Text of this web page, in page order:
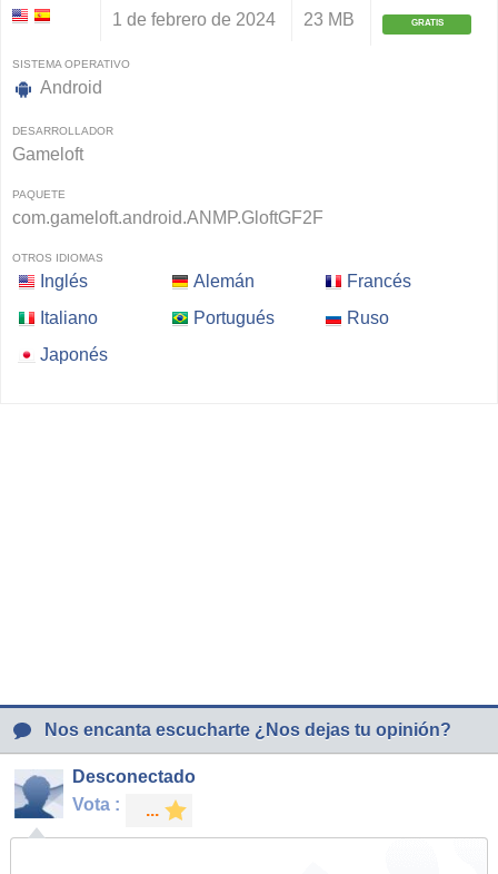
1 de febrero de 2024 23 MB GRATIS
SISTEMA OPERATIVO
Android
DESARROLLADOR
Gameloft
PAQUETE
com.gameloft.android.ANMP.GloftGF2F
OTROS IDIOMAS
Inglés Alemán
Francés
Italiano
Portugués
Ruso
Japonés
Nos encanta escucharte ¿Nos dejas tu opinión?
Desconectado
Vota :